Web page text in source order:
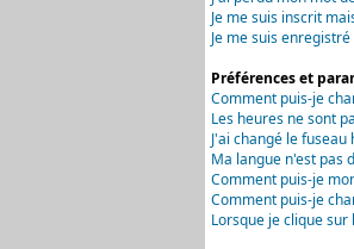
Je me suis inscrit
Je me suis
Préférences et
Comment puis-je
Les heures ne sont
J'ai changé le
Ma langue n'est pas
Comment puis-je
Comment puis-je
Lorsque je clique